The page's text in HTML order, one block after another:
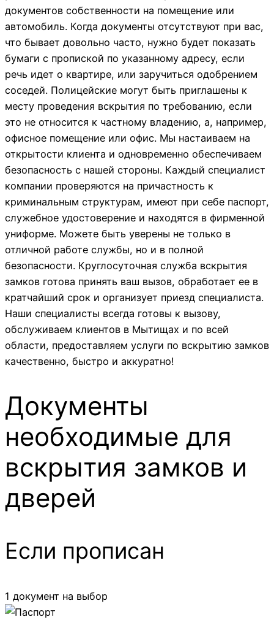
документов собственности на помещение или
автомобиль. Когда документы отсутствуют при вас,
что бывает довольно часто, нужно будет показать
бумаги с пропиской по указанному адресу, если
речь идет о квартире, или заручиться одобрением
соседей. Полицейские могут быть приглашены к
месту проведения вскрытия по требованию, если
это не относится к частному владению, а, например,
офисное помещение или офис. Мы настаиваем на
открытости клиента и одновременно обеспечиваем
безопасность с нашей стороны. Каждый специалист
компании проверяются на причастность к
криминальным структурам, имеют при себе паспорт,
служебное удостоверение и находятся в фирменной
униформе. Можете быть уверены не только в
отличной работе службы, но и в полной
безопасности. Круглосуточная служба вскрытия
замков готова принять ваш вызов, обработает ее в
кратчайший срок и организует приезд специалиста.
Наши специалисты всегда готовы к вызову,
обслуживаем клиентов в Мытищах и по всей
области, предоставляем услуги по вскрытию замков
качественно, быстро и аккуратно!
Документы
необходимые для
вскрытия замков и
дверей
Если прописан
1 документ на выбор